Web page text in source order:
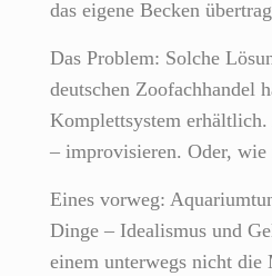
das eigene Becken
Das Problem: Solche
deutschen Zoofachhandel
Komplettsystem
– improvisieren. Oder, wie
Eines vorweg:
Dinge – Idealismus und
einem unterwegs nicht die